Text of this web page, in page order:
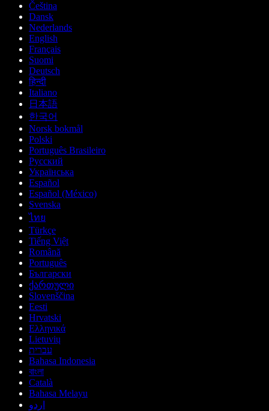
Čeština
Dansk
Nederlands
English
Français
Suomi
Deutsch
हिन्दी
Italiano
日本語
한국어
Norsk bokmål
Polski
Português Brasileiro
Русский
Українська
Español
Español (México)
Svenska
ไทย
Türkçe
Tiếng Việt
Română
Português
Български
ქართული
Slovenščina
Eesti
Hrvatski
Ελληνικά
Lietuvių
עברית
Bahasa Indonesia
বাংলা
Català
Bahasa Melayu
اردو